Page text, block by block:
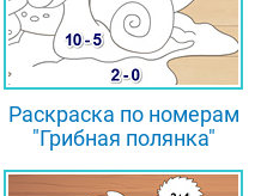
Раскраска по номерам
"Грибная полянка"